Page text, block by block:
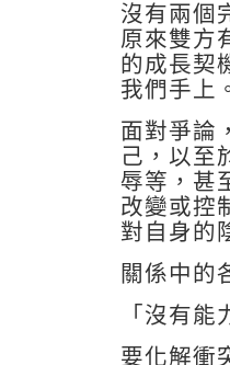
沒有兩個
原來雙方
的成長契
我們手上
面對爭論
己，以至
辱等， 甚
改變或控
對自身的
關係中的
「沒有
要化解衝